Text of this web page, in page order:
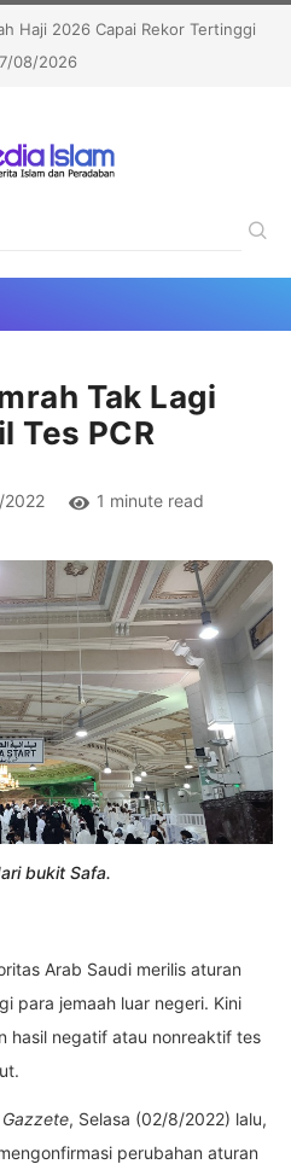
Politisi Muslim
08/2026
Tak Lagi
Tes PCR
1 minute read
bukit Safa.
Arab Saudi merilis aturan
para jemaah luar negeri. Kini
hasil negatif atau nonreaktif tes
, Selasa (02/8/2022) lalu,
perubahan aturan